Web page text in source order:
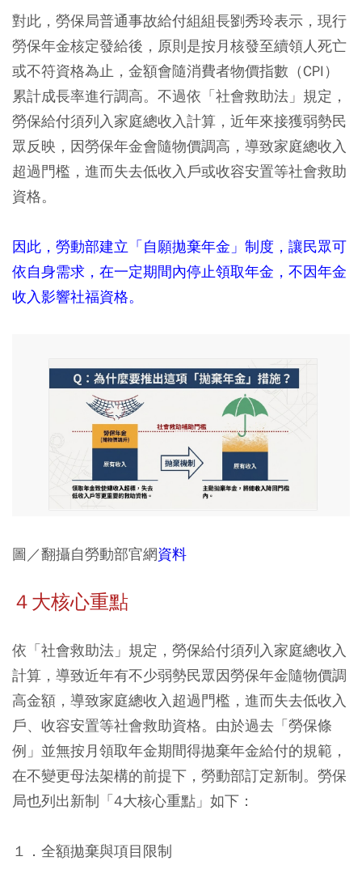
對此，勞保局普通事故給付組組長劉秀玲表示，現行
勞保年金核定發給後，原則是按月核發至續領人死亡
或不符資格為止，金額會隨消費者物價指數（CPI）
累計成長率進行調高。不過依「社會救助法」規定，
勞保給付須列入家庭總收入計算，近年來接獲弱勢民
眾反映，因勞保年金會隨物價調高，導致家庭總收入
超過門檻，進而失去低收入戶或收容安置等社會救助
資格。
因此，勞動部建立「自願拋棄年金」制度，讓民眾可
依自身需求，在一定期間內停止領取年金，不因年金
收入影響社福資格。
圖／翻攝自勞動部官網資料
４大核心重點
依「社會救助法」規定，勞保給付須列入家庭總收入
計算，導致近年有不少弱勢民眾因勞保年金隨物價調
高金額，導致家庭總收入超過門檻，進而失去低收入
戶、收容安置等社會救助資格。由於過去「勞保條
例」並無按月領取年金期間得拋棄年金給付的規範，
在不變更母法架構的前提下，勞動部訂定新制。勞保
局也列出新制「4大核心重點」如下：
１．全額拋棄與項目限制